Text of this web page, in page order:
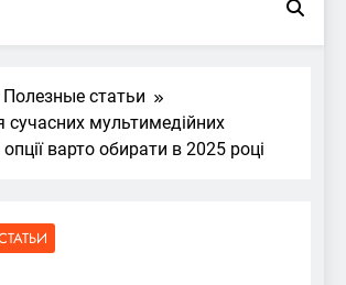
Полезные статьи
сучасних мультимедійних
варто обирати в 2025 році